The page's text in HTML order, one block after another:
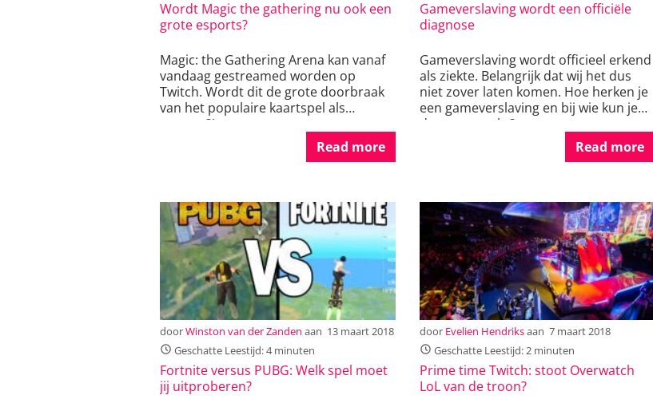
Wordt Magic the gathering nu ook een
grote esports?
Magic: the Gathering Arena kan vanaf
vandaag gestreamed worden op
Twitch. Wordt dit de grote doorbraak
van het populaire kaartspel als
esports?!
Read more
Gameverslaving wordt een officiële
diagnose
Gameverslaving wordt officieel erkend
als ziekte. Belangrijk dat wij het dus
niet zover laten komen. Hoe herken je
een gameverslaving en bij wie kun je
daarna terecht?
Read more
doorWinston van der Zanden aan 13 maart 2018
Geschatte Leestijd: 4 minuten
Fortnite versus PUBG: Welk spel moet
jij uitproberen?
door Evelien Hendriksaan 7 maart 2018
Geschatte Leestijd: 2 minuten
Prime time Twitch: stoot Overwatch
LoL van de troon?